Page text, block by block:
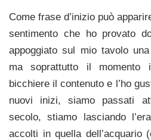
Come frase d’inizio può
sentimento che ho provato
appoggiato sul mio tavolo
ma soprattutto il
bicchiere il contenuto e l’ho
nuovi inizi, siamo passati
secolo, stiamo lasciando
accolti in quella dell’acquario